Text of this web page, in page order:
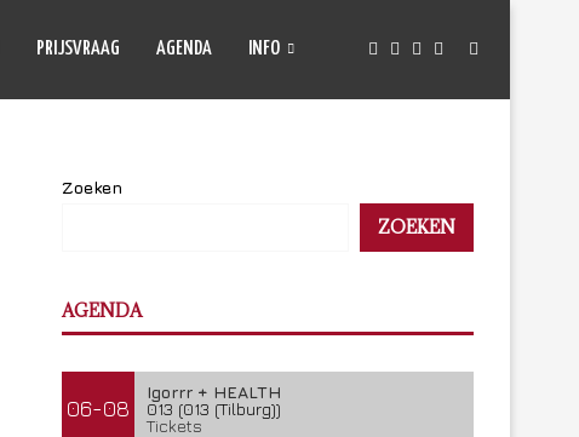
PRIJSVRAAG AGENDA INFO
Zoeken
ZOEKEN
AGENDA
06-08
Igorrr + HEALTH
013 (013 (Tilburg))
Tickets